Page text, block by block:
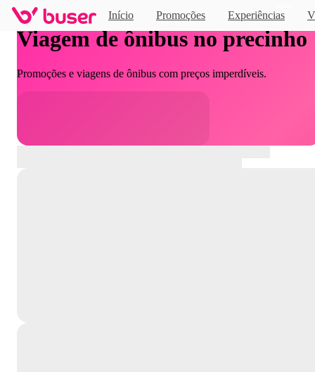
Início Promoções Experiências
Viagem de ônibus no precinho
Promoções e viagens de ônibus com preços imperdíveis.